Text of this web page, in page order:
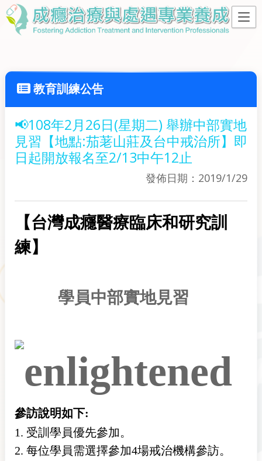
教育訓練公告
📢108年2月26日(星期二) 舉辦中部實地
見習【地點:茄荖山莊及台中戒治所】即
日起開放報名至2/13中午12止
發佈日期：2019/1/29
【台灣成癮醫療臨床和研究訓
練】
學員中部實地見習
參訪說明如下:
1. 受訓學員優先參加。
2. 每位學員需選擇參加4場戒治機構參訪。